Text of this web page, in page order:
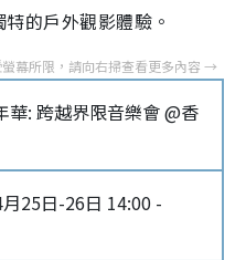
的戶外觀影體驗。
: 跨越界限音樂會 @香
25日-26日 14:00 -